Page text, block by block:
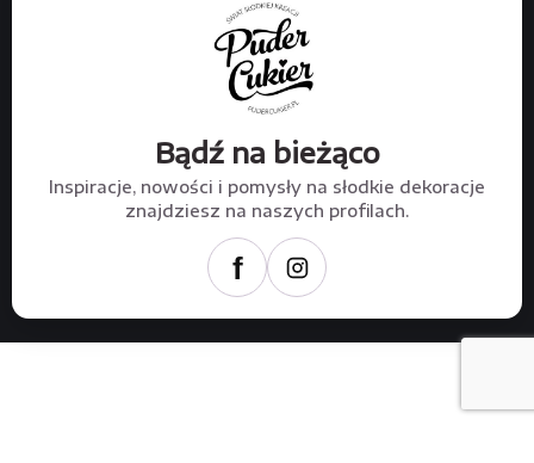
Bądź na bieżąco
Inspiracje, nowości i pomysły na słodkie dekoracje
znajdziesz na naszych profilach.
f